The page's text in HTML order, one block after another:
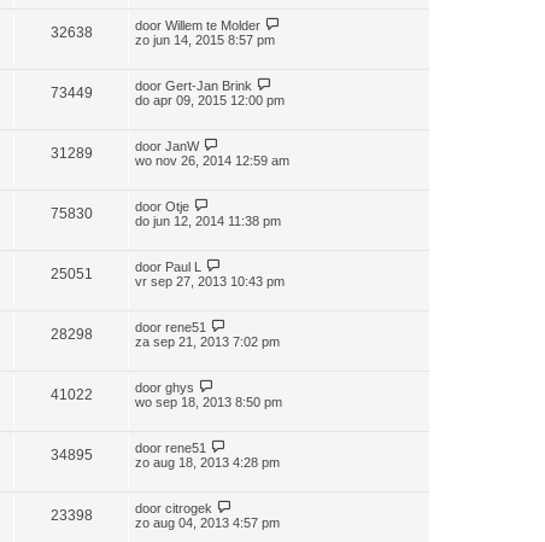
32638 door Willem te Molder
zo jun 14, 2015 8:57 pm
73449 door Gert-Jan Brink
do apr 09, 2015 12:00 pm
31289 door JanW
wo nov 26, 2014 12:59 am
75830 door Otje
do jun 12, 2014 11:38 pm
25051 door Paul L
vr sep 27, 2013 10:43 pm
28298 door rene51
za sep 21, 2013 7:02 pm
41022 door ghys
wo sep 18, 2013 8:50 pm
34895 door rene51
zo aug 18, 2013 4:28 pm
23398 door citrogek
zo aug 04, 2013 4:57 pm